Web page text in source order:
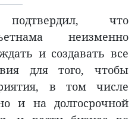
подтвердил, что
неизменно
и создавать все
для того, чтобы
в том числе
и на долгосрочной